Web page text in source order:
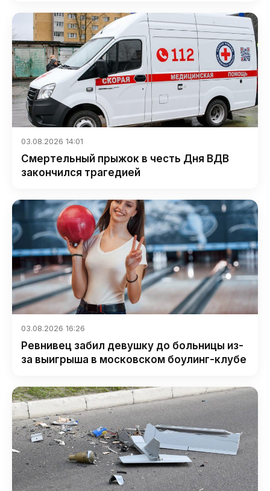
03.08.2026 14:01
Смертельный прыжок в честь Дня ВДВ
закончился трагедией
03.08.2026 16:26
Ревнивец забил девушку до больницы из-
за выигрыша в московском боулинг-клубе